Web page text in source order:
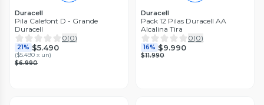
Duracell
Pila Calefont D - Grande
Duracell
0(0)
21% $5.490
($5.490 x un)
$6.990
Duracell
Pack 12 Pilas Duracell AA
Alcalina Tira
0(0)
16% $9.990
$11.990